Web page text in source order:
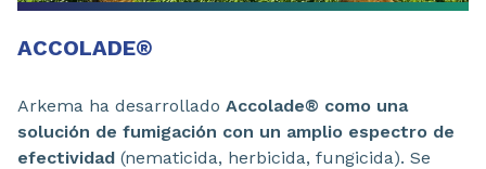
ACCOLADE®
Arkema ha desarrollado Accolade® como una
solución de fumigación con un amplio espectro de
efectividad (nematicida, herbicida, fungicida). Se